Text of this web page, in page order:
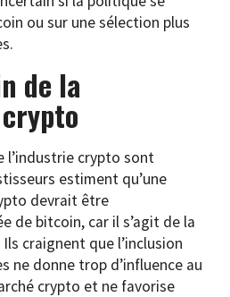
ou sur une sélection plus
de la
l’industrie crypto sont
estiment qu’une
devrait être
de bitcoin, car il s’agit de la
craignent que l’inclusion
ne donne trop d’influence au
crypto et ne favorise